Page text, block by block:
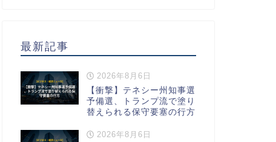
最新記事
2026年8月6日
【衝撃】テネシー州知事選
予備選、トランプ流で塗り
替えられる保守要塞の行方
2026年8月6日